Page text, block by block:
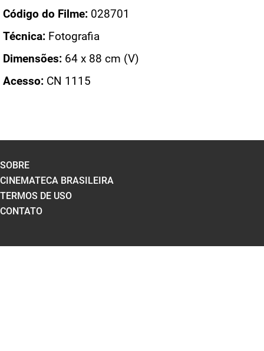
Código do Filme: 028701
Técnica: Fotografia
Dimensões: 64 x 88 cm (V)
Acesso: CN 1115
SOBRE
CINEMATECA BRASILEIRA
TERMOS DE USO
CONTATO